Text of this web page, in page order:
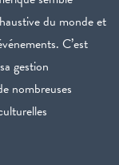
du monde et
C’est
gestion
nombreuses